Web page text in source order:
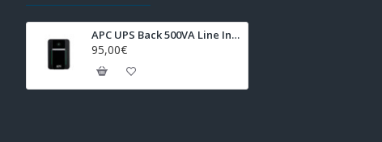
APC UPS Back 500VA Line Interactive
95,00€